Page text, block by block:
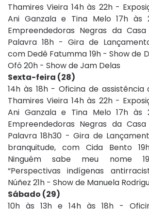
Thamires Vieira 14h às 22h -
Ani Ganzala e Tina Melo 17h
Empreendedoras Negras da
Palavra 18h - Gira de
com Dedê Fatumma 19h - Show de
Ofó 20h - Show de Jam Delas
Sexta-feira (28)
14h às 18h - Oficina de
Thamires Vieira 14h às 22h -
Ani Ganzala e Tina Melo 17h
Empreendedoras Negras da
Palavra 18h30 - Gira de
branquitude, com Cida Bento
Ninguém sabe meu nome
“Perspectivas indígenas
Núñez 21h - Show de Manuela
Sábado (29)
10h às 13h e 14h às 18h -